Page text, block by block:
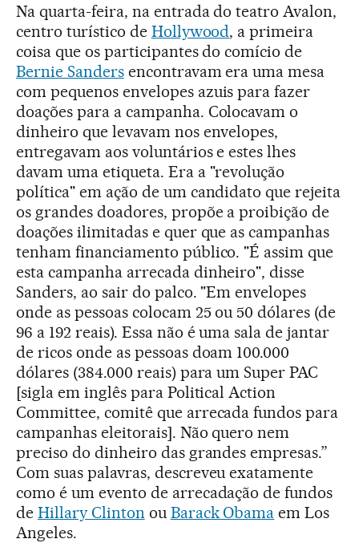
Na quarta-feira, na entrada do teatro Avalon,
centro turístico de Hollywood, a primeira
coisa que os participantes do comício de
Bernie Sandersencontravam era uma mesa
com pequenos envelopes azuis para fazer
doações para a campanha. Colocavam o
dinheiro que levavam nos envelopes,
entregavam aos voluntários e estes lhes
davam uma etiqueta. Era a "revolução
política" em ação de um candidato que rejeita
os grandes doadores, propõe a proibição de
doações ilimitadas e quer que as campanhas
tenham financiamento público. "É assim que
esta campanha arrecada dinheiro", disse
Sanders, ao sair do palco. "Em envelopes
onde as pessoas colocam 25 ou 50 dólares (de
96 a 192 reais). Essa não é uma sala de jantar
de ricos onde as pessoas doam 100.000
dólares (384.000 reais) para um Super PAC
[sigla em inglês para Political Action
Committee, comitê que arrecada fundos para
campanhas eleitorais]. Não quero nem
preciso do dinheiro das grandes empresas.”
Com suas palavras, descreveu exatamente
como é um evento de arrecadação de fundos
de Hillary Clinton ou Barack Obama em Los
Angeles.